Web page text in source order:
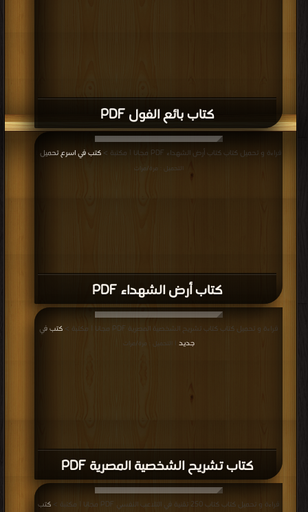
كتاب بائع الفول PDF
كتاب أرض الشهداء PDF
قراءة و تحميل كتاب كتاب أرض الشهداء PDF مجانا | مكتبة > كتب في اسرع تحميل
التحميل : مرة/مرات
كتاب تشريح الشخصية المصرية PDF
قراءة و تحميل كتاب كتاب تشريح الشخصية المصرية PDF مجانا | مكتبة >
كتب في
جديد | التحميل : مرة/مرات
قراءة و تحميل كتاب كتاب 250 تقنية في التلاعب النفسي PDF مجانا | مكتبة >
كتب